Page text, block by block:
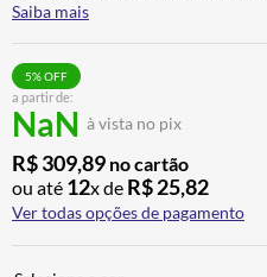
Saiba mais
a partir de:
NaN à vista no pix
5% OFF
R$309,89 no cartão
ou até 12x de R$25,82
Ver todas opções de pagamento
9º AIROH
10º